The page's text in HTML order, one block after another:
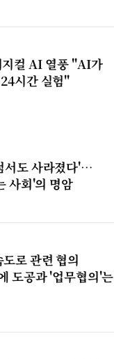
지컬 AI 열풍 "AI가
시간 실험"
서도 사라졌다'…
사회'의 명암
로 관련 협의
도공과 '업무협의'는